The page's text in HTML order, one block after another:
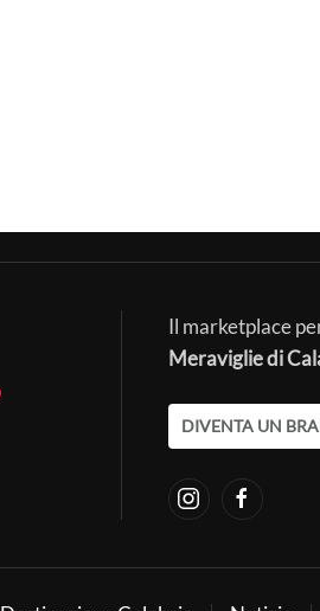
Il marketplace
Meraviglie di
DIVENTA UN